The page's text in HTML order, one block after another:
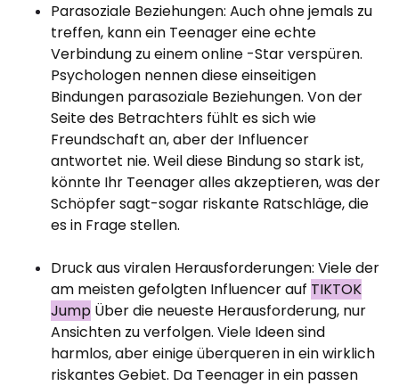
Parasoziale Beziehungen: Auch ohne jemals zu
treffen, kann ein Teenager eine echte
Verbindung zu einem online -Star verspüren.
Psychologen nennen diese einseitigen
Bindungen parasoziale Beziehungen. Von der
Seite des Betrachters fühlt es sich wie
Freundschaft an, aber der Influencer
antwortet nie. Weil diese Bindung so stark ist,
könnte Ihr Teenager alles akzeptieren, was der
Schöpfer sagt-sogar riskante Ratschläge, die
es in Frage stellen.
Druck aus viralen Herausforderungen: Viele der
am meisten gefolgten Influencer auf TIKTOK
Jump Über die neueste Herausforderung, nur
Ansichten zu verfolgen. Viele Ideen sind
harmlos, aber einige überqueren in ein wirklich
riskantes Gebiet. Da Teenager in ein passen